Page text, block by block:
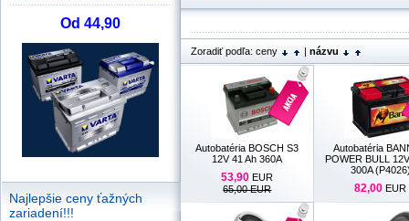
Od 44,90
Najlepšie ceny ťažných
zariadení!!!
Zoradiť podľa: ceny | názvu
Autobatéria BOSCH S3
12V 41 Ah 360A
53,90 EUR
65,00 EUR
Autobatéria
POWER BULL
300A
82,00 EUR